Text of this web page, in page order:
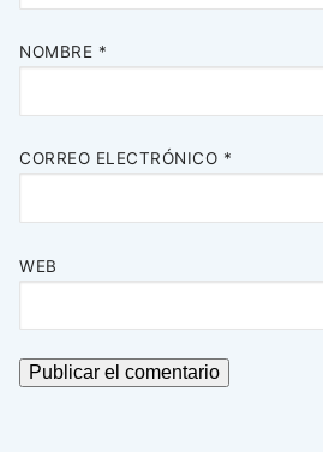
NOMBRE *
CORREO ELECTRÓNICO *
WEB